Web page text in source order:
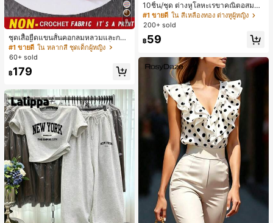
8
ชุดเสื้อยืดแขนสั้นคอกลมหลวมและกาง
เกงขาสั้นไบค์เกอร์รัดรูปสำหรับเด็กผู้ห
ญิง สไตล์มินิมอล เหมาะสำหรับฤดูใบไ
#1 ขายดี ใน หลากสี ชุดเด็กผู้หญิง
60+ sold
฿179
10ชิ้น/ชุด ต่างหูโลหะเรขาคณิตอสมมา
ตรมินิมอลหลากหลายแบบ, ชุดต่างหูหรู
หราสำหรับใส่ทุกวัน
#1 ขายดี ใน สีเหลืองทอง ต่างหูผู้หญิง
200+ sold
฿59